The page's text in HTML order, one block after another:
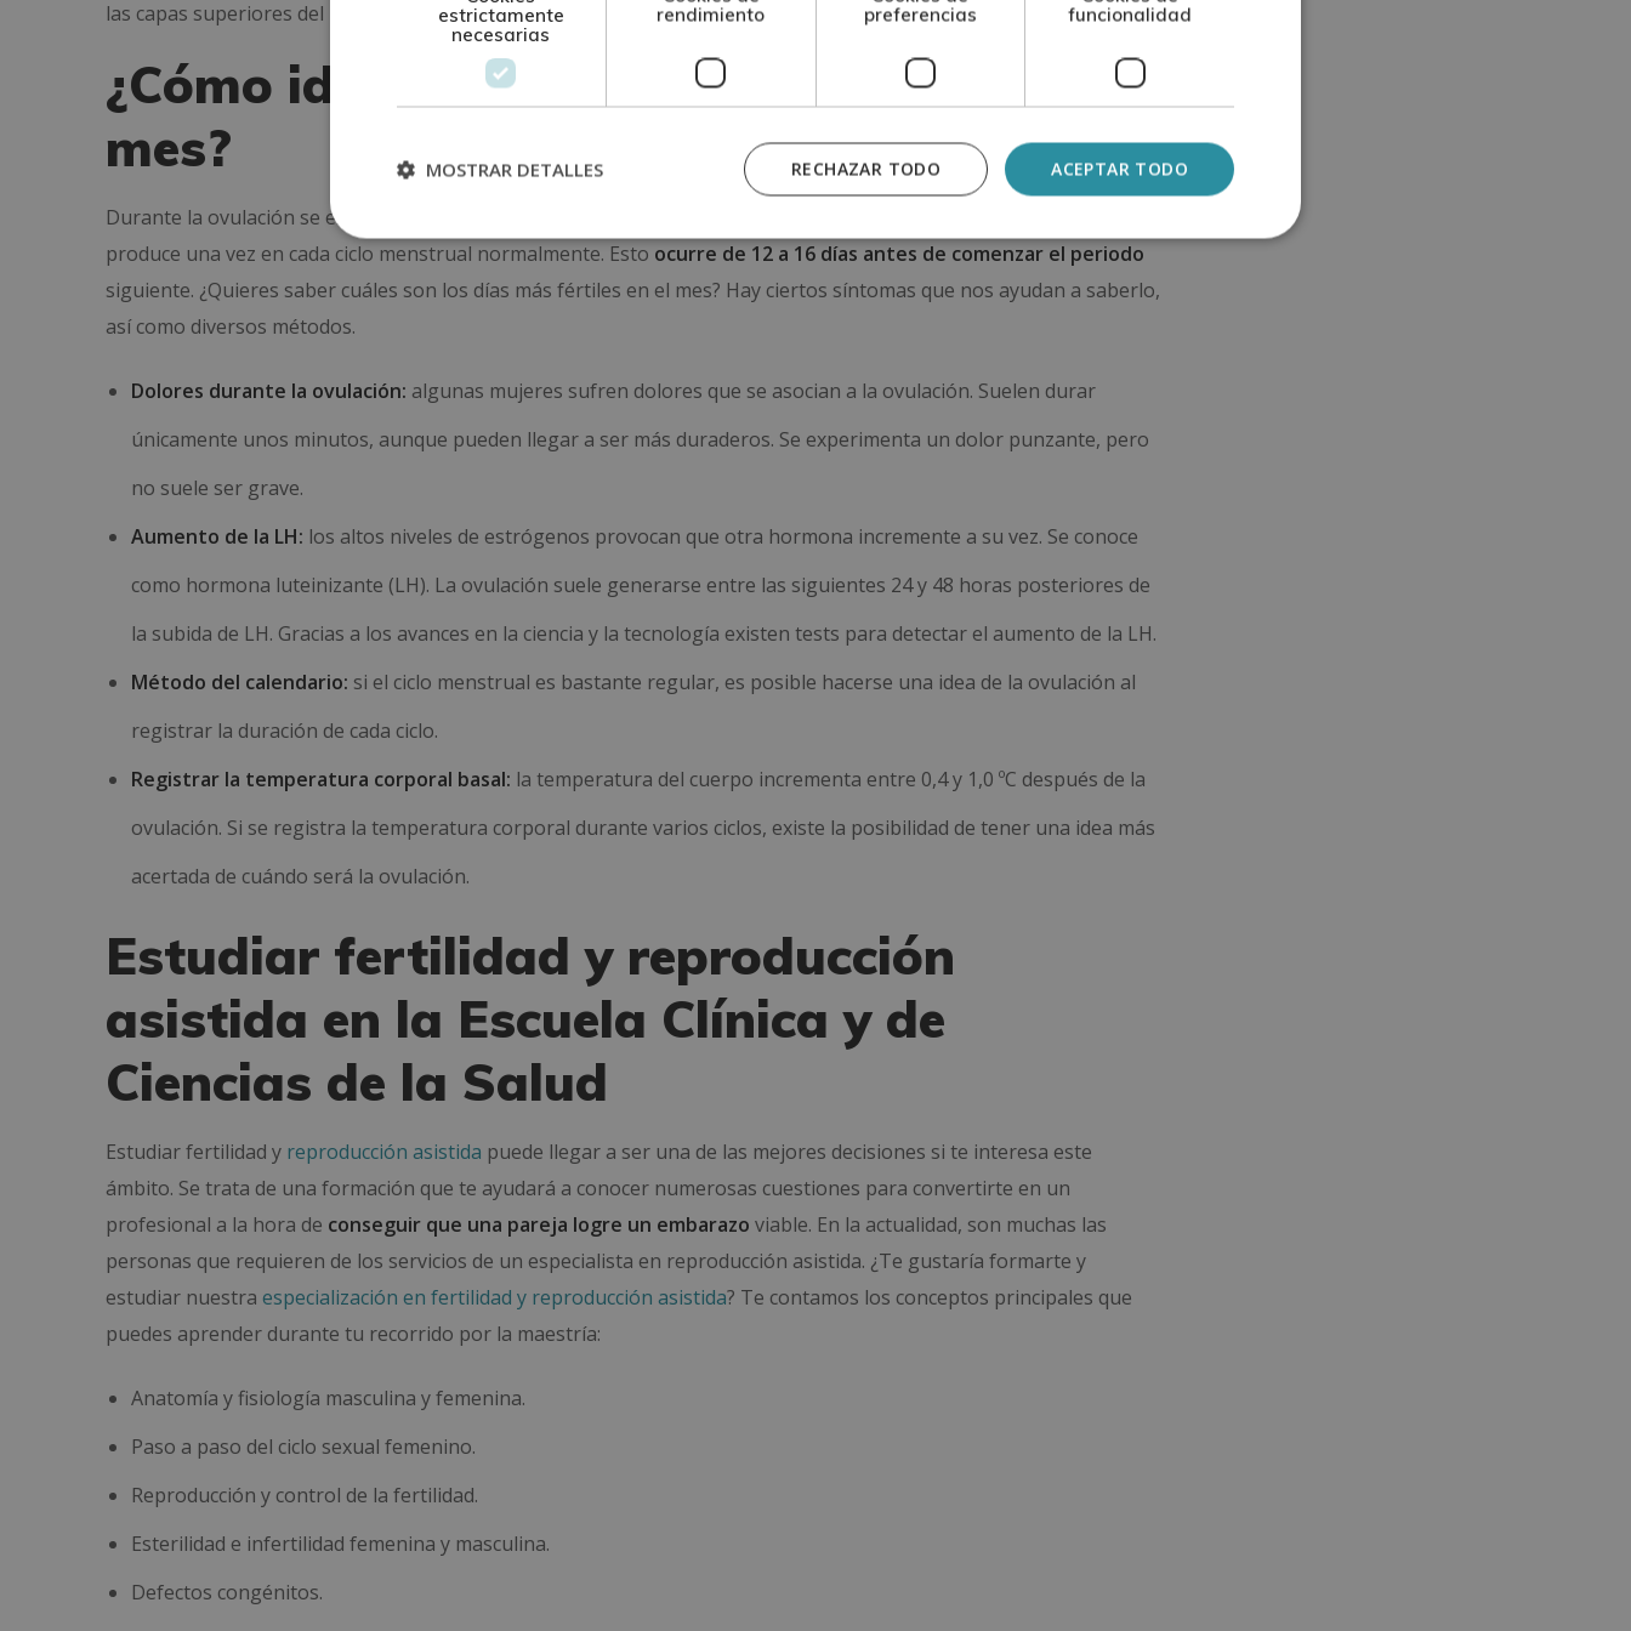
las capas superiores del útero comienzan a descomponerse y se genera un nuevo ciclo menstrual.
¿Cómo identificar los días más fértiles del
mes?
Durante la ovulación se experimentan cambios hormonales que consiguen que un ovario libere un óvulo, lo cual se
produce una vez en cada ciclo menstrual normalmente. Esto ocurre de 12 a 16 días antes de comenzar el periodo
siguiente. ¿Quieres saber cuáles son los días más fértiles en el mes? Hay ciertos síntomas que nos ayudan a saberlo,
así como diversos métodos.
Dolores durante la ovulación: algunas mujeres sufren dolores que se asocian a la ovulación. Suelen durar
únicamente unos minutos, aunque pueden llegar a ser más duraderos. Se experimenta un dolor punzante, pero
no suele ser grave.
Aumento de la LH: los altos niveles de estrógenos provocan que otra hormona incremente a su vez. Se conoce
como hormona luteinizante (LH). La ovulación suele generarse entre las siguientes 24 y 48 horas posteriores de
la subida de LH. Gracias a los avances en la ciencia y la tecnología existen tests para detectar el aumento de la LH.
Método del calendario: si el ciclo menstrual es bastante regular, es posible hacerse una idea de la ovulación al
registrar la duración de cada ciclo.
Registrar la temperatura corporal basal: la temperatura del cuerpo incrementa entre 0,4 y 1,0 ºC después de la
ovulación. Si se registra la temperatura corporal durante varios ciclos, existe la posibilidad de tener una idea más
acertada de cuándo será la ovulación.
Estudiar fertilidad y reproducción
asistida en la Escuela Clínica y de
Ciencias de la Salud
Estudiar fertilidad y reproducción asistida puede llegar a ser una de las mejores decisiones si te interesa este
ámbito. Se trata de una formación que te ayudará a conocer numerosas cuestiones para convertirte en un
profesional a la hora de conseguir que una pareja logre un embarazo viable. En la actualidad, son muchas las
personas que requieren de los servicios de un especialista en reproducción asistida. ¿Te gustaría formarte y
estudiar nuestra especialización en fertilidad y reproducción asistida? Te contamos los conceptos principales que
puedes aprender durante tu recorrido por la maestría:
Anatomía y fisiología masculina y femenina.
Paso a paso del ciclo sexual femenino.
Reproducción y control de la fertilidad.
Esterilidad e infertilidad femenina y masculina.
Defectos congénitos.
estrictamente
necesarias
rendimiento
preferencias
funcionalidad
ACEPTAR TODO
RECHAZAR TODO
MOSTRAR DETALLES